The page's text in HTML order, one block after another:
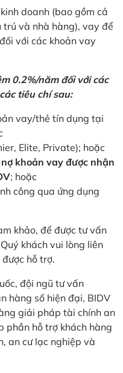
doanh (bao gồm cả
trú và nhà hàng), vay để
với các khoản vay
0.2%/năm đối với các
tiêu chí sau:
vay/thẻ tín dụng tại
Elite, Private); hoặc
khoản vay được nhận
; hoặc
công qua ứng dụng
khảo, để được tư vấn
khách vui lòng liên
hỗ trợ.
đội ngũ tư vấn
hàng số hiện đại, BIDV
giải pháp tài chính an
phần hỗ trợ khách hàng
an cư lạc nghiệp và